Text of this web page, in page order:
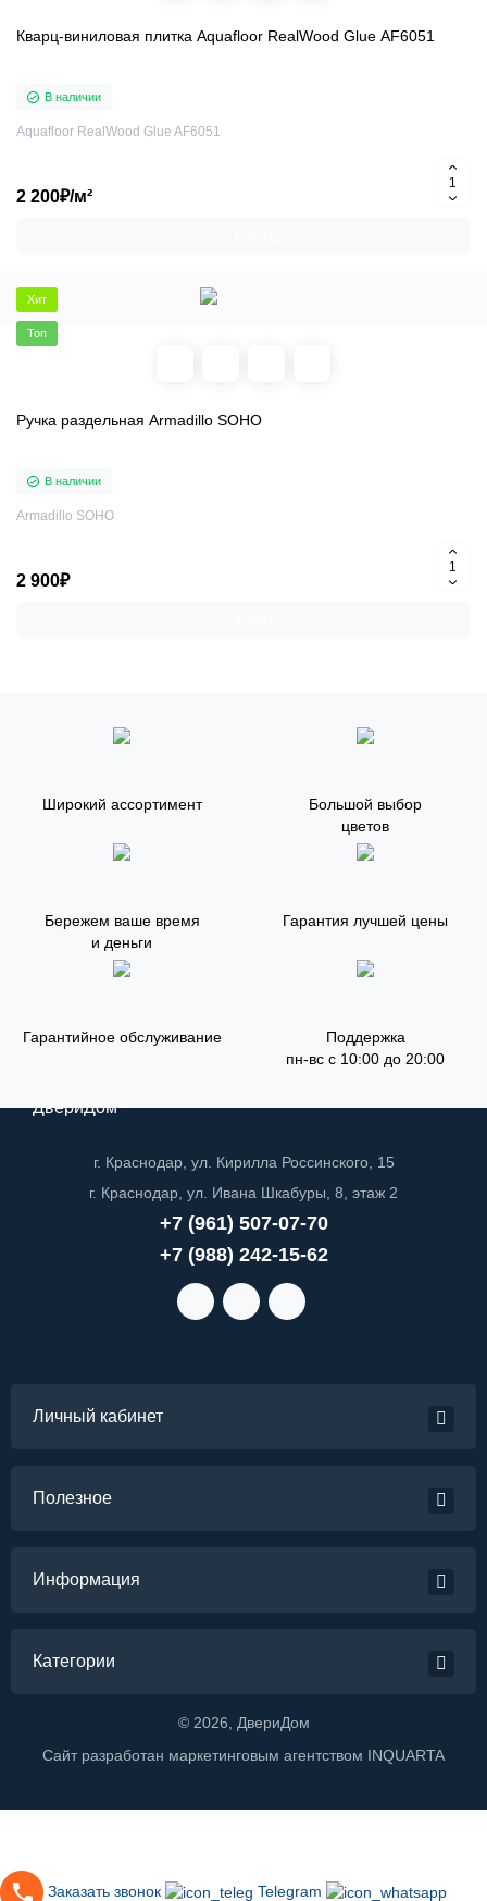
Кварц-виниловая плитка Aquafloor RealWood Glue AF6051
В наличии
Aquafloor RealWood Glue AF6051
2 200₽/м²
Хит
Топ
Ручка раздельная Armadillo SOHO
В наличии
Armadillo SOHO
2 900₽
Широкий ассортимент
Большой выбор
цветов
Бережем ваше время
и деньги
Гарантия лучшей цены
Гарантийное обслуживание
Поддержка
пн-вс с 10:00 до 20:00
ДвериДом
г. Краснодар, ул. Кирилла Россинского, 15
г. Краснодар, ул. Ивана Шкабуры, 8, этаж 2
+7 (961) 507-07-70
+7 (988) 242-15-62
Личный кабинет
Полезное
Информация
Категории
© 2026 , ДвериДом
Сайт разработан маркетинговым агентством INQUARTA
Заказать звонок Telegram